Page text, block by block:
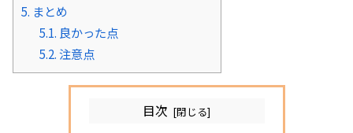
5. まとめ
5.1. 良かった点
5.2.注意点
目次